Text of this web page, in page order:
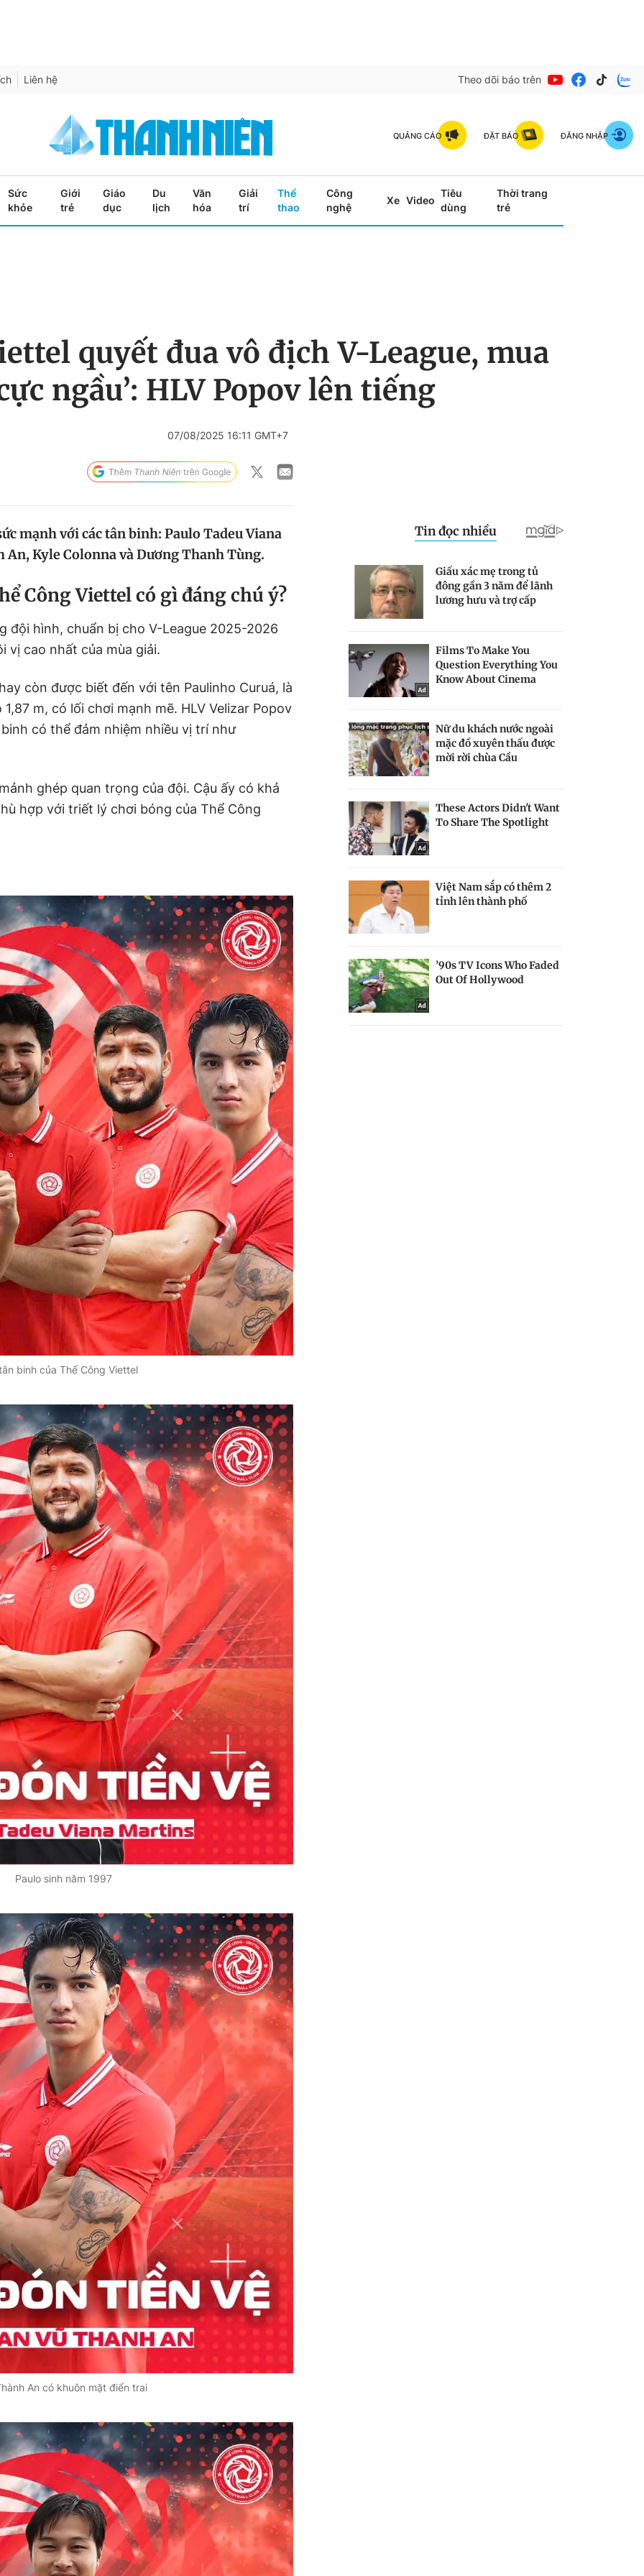
Liên hệ Theo dõi báo trên
QUẢNG CÁO ĐẶT BÁO ĐĂNG NHẬP
Sức
khỏe
Giới
trẻ
Giáo
dục
Du
lịch
Văn
hóa
Giải
trí
Thể
thao
Công
nghệ
Xe Video
Tiêu
dùng
Thời trang
trẻ
quyết đua vô địch V-League, mua
ngầu’: HLV Popov lên tiếng
07/08/2025 16:11 GMT+7
mạnh với các tân binh: Paulo Tadeu Viana
Kyle Colonna và Dương Thanh Tùng.
Công Viettel có gì đáng chú ý?
đội hình, chuẩn bị cho V-League 2025-2026
vị cao nhất của mùa giải.
còn được biết đến với tên Paulinho Curuá, là
m, có lối chơi mạnh mẽ. HLV Velizar Popov
có thể đảm nhiệm nhiều vị trí như
ghép quan trọng của đội. Cậu ấy có khả
hợp với triết lý chơi bóng của Thể Công
binh của Thể Công Viettel
Paulo sinh năm 1997
An có khuôn mặt điển trai